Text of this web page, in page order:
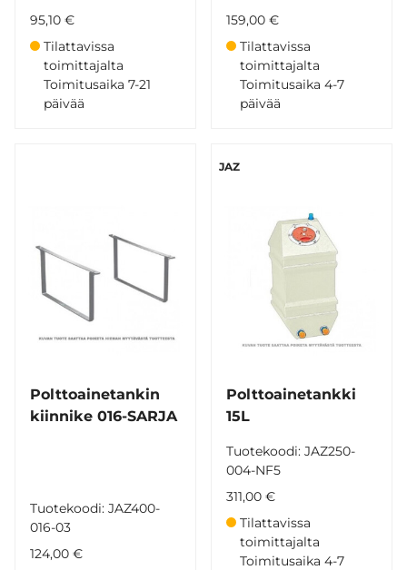
95,10 €
Tilattavissa
toimittajalta
Toimitusaika 7-21
päivää
159,00 €
Tilattavissa
toimittajalta
Toimitusaika 4-7
päivää
Polttoainetankin
kiinnike 016-SARJA
Tuotekoodi: JAZ400-
016-03
124,00 €
JAZ
Polttoainetankki
15L
Tuotekoodi: JAZ250-
004-NF5
311,00 €
Tilattavissa
toimittajalta
Toimitusaika 4-7